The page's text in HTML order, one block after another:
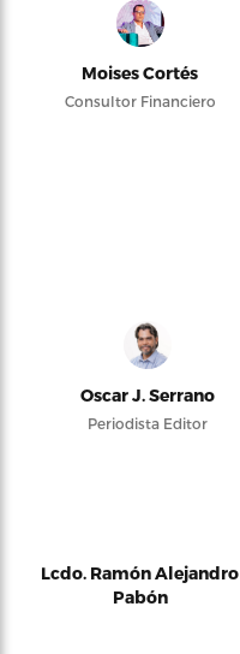
Moises Cortés
Consultor Financiero
Oscar J. Serrano
Periodista Editor
Lcdo. Ramón Alejandro
Pabón